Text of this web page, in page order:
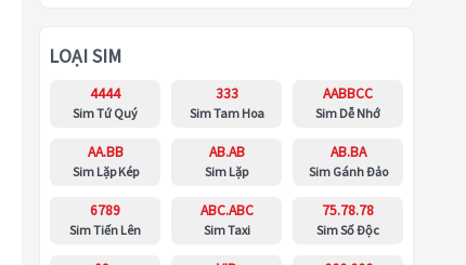
LOẠI SIM
4444
Sim Tứ Quý
333
Sim Tam Hoa
AABBCC
Sim Dễ Nhớ
AA.BB
Sim Lặp Kép
AB.AB
Sim Lặp
AB.BA
Sim Gánh Đảo
6789
Sim Tiến Lên
ABC.ABC
Sim Taxi
75.78.78
Sim Số Độc